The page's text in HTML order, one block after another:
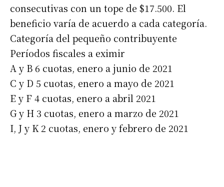
consecutivas con un tope de $17.500. El
beneficio varía de acuerdo a cada categoría.
Categoría del pequeño contribuyente
Períodos fiscales a eximir
A y B 6 cuotas, enero a junio de 2021
C y D 5 cuotas, enero a mayo de 2021
E y F 4 cuotas, enero a abril 2021
G y H 3 cuotas, enero a marzo de 2021
I, J y K 2 cuotas, enero y febrero de 2021